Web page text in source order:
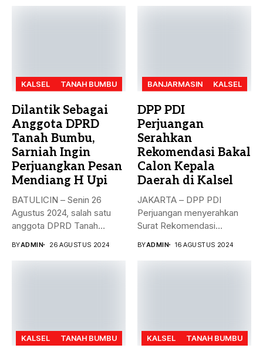
KALSEL TANAH BUMBU
Dilantik Sebagai
Anggota DPRD
Tanah Bumbu,
Sarniah Ingin
Perjuangkan Pesan
Mendiang H Upi
BATULICIN – Senin 26
Agustus 2024, salah satu
anggota DPRD Tanah
BYADMIN 26 AGUSTUS 2024
BANJARMASIN KALSEL
DPP PDI
Perjuangan
Serahkan
Rekomendasi Bakal
Calon Kepala
Daerah di Kalsel
JAKARTA – DPP PDI
Perjuangan menyerahkan
Surat Rekomendasi
BYADMIN 16 AGUSTUS 2024
KALSEL TANAH BUMBU KALSEL TANAH BUMBU